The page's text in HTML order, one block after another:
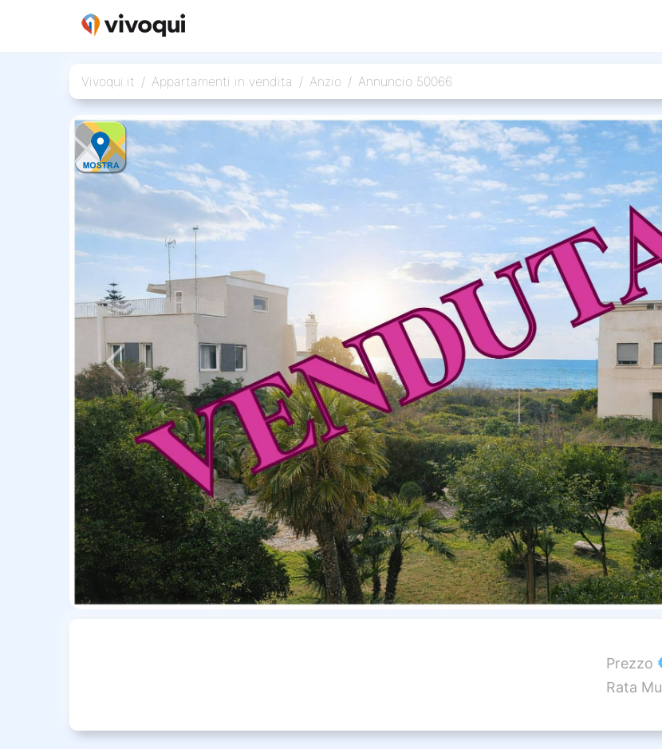
Vivoqui.it Appartamenti in vendita Anzio Annuncio 50066
Prezzo
Rata